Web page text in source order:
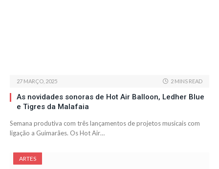
27 MARÇO, 2025 2 MINS READ
As novidades sonoras de Hot Air Balloon, Ledher Blue
e Tigres da Malafaia
Semana produtiva com três lançamentos de projetos musicais com
ligação a Guimarães. Os Hot Air…
ARTES